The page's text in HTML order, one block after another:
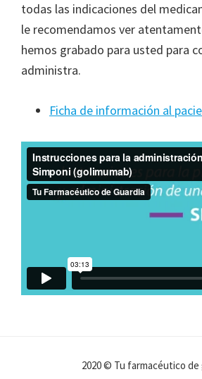
todas las indicaciones del
le recomendamos ver
hemos grabado para usted para
administra.
Ficha de información al
2020 © Tu farmacéutico de